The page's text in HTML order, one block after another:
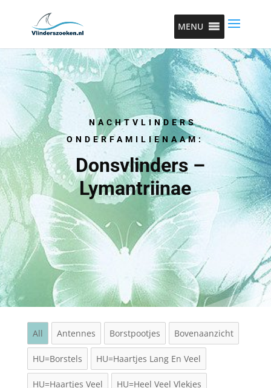
MENU
NACHTVLINDERS
ONDERFAMILIENAAM:
Donsvlinders –
Lymantriinae
All Antennes Borstpootjes Bovenaanzicht
HU=Borstels HU=Haartjes Lang En Veel
HU=Haartjes Veel HU=Heel Veel Vlekjes